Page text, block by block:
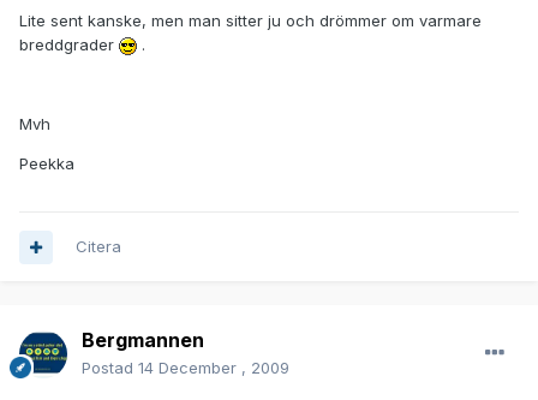
Lite sent kanske, men man sitter ju och drömmer om varmare
breddgrader
.
Mvh
Peekka
Citera
Bergmannen
Postad 14 December , 2009